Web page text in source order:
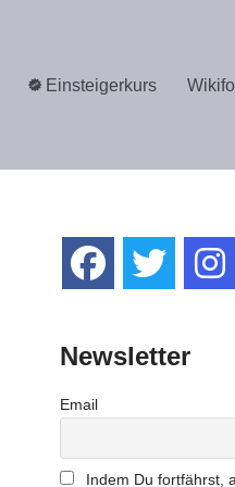
Einsteigerkurs
Newsletter
Email
Indem Du fortfährst,